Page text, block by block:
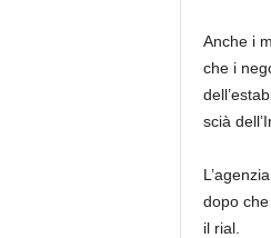
Anche i
che i
scià
dopo
il rial.